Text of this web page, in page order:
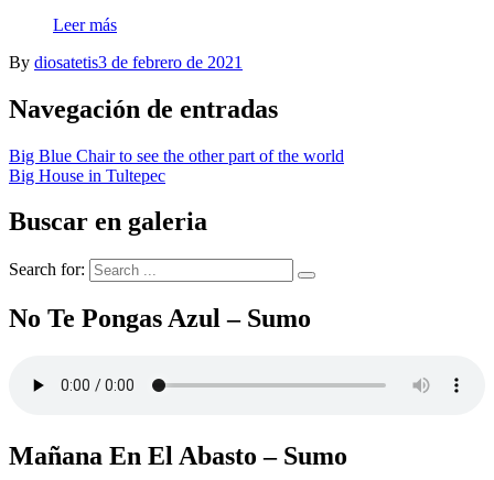
Leer más
By diosatetis3 de febrero de 2021
Navegación de entradas
Big Blue Chair to see the other part of the world
Big House in Tultepec
Buscar en galeria
Search for:
No Te Pongas Azul – Sumo
Mañana En El Abasto – Sumo